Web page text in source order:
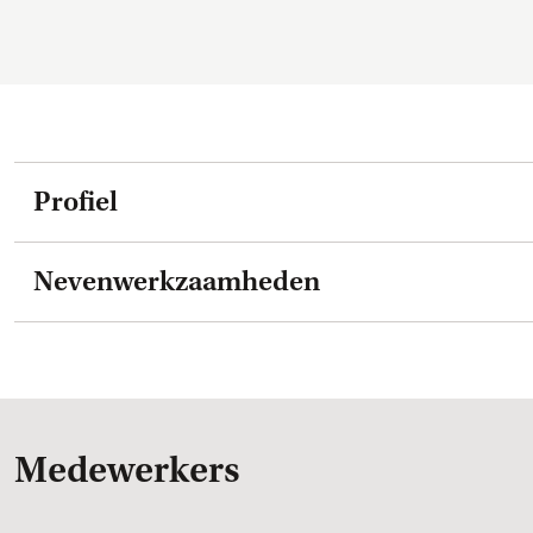
Profiel
Nevenwerkzaamheden
Medewerkers